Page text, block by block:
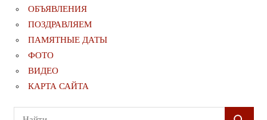
ОБЪЯВЛЕНИЯ
ПОЗДРАВЛЯЕМ
ПАМЯТНЫЕ ДАТЫ
ФОТО
ВИДЕО
КАРТА САЙТА
Поиск